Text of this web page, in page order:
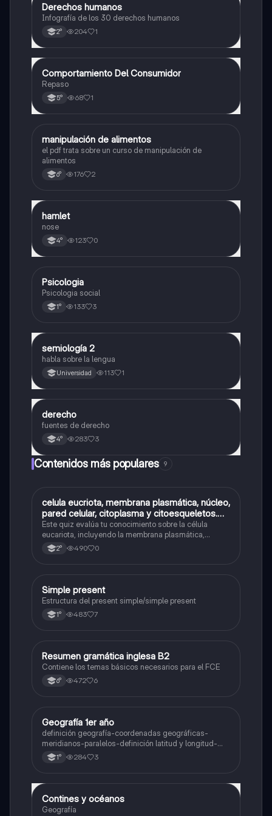
Otros
Derechos humanos
Infografía de los 30 derechos humanos
2° 204 1
Otros
Comportamiento Del Consumidor
Repaso
5° 68 1
Otros
manipulación de alimentos
el pdf trata sobre un curso de manipulación de
alimentos
6° 176 2
Otros
hamlet
nose
4° 123 0
Otros
Psicologia
Psicologia social
1° 133 3
Otros
semiología 2
habla sobre la lengua
Universidad 113 1
Otros
derecho
fuentes de derecho
4° 283 3
Contenidos más populares 9
CBiología
celula eucriota, membrana plasmática, núcleo,
pared celular, citoplasma y citoesqueletos.
nombre se las partes de la celula eucariota
Este quiz evalúa tu conocimiento sobre la célula
eucariota, incluyendo la membrana plasmática,
núcleo, pared celular, citoplasma y citoesqueleto.
2° 490 0
Inglés
Simple present
Estructura del present simple/simple present
1° 483 7
Inglés
Resumen gramática inglesa B2
Contiene los temas básicos necesarios para el FCE
6° 472 6
Geografía
Geografía 1er año
definición geografía-coordenadas geográficas-
meridianos-paralelos-definición latitud y longitud-
elementos del mapa-definición mapa-localización
relativa y absoluta
1° 284 3
Geografía
Contines y océanos
Geografía